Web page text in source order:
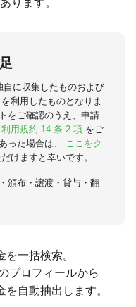
ります。
自に収集したものおよび
を利用したものとなりま
をご確認のうえ、申請
利用規約 14 条 2 項 をご
った場合は、
ここをク
けますと幸いです。
頒布・譲渡・貸与・翻
一括検索。
プロフィールから
自動抽出します。